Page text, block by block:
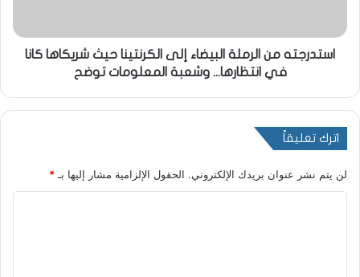
استدرجته من الرملة البيضاء إلى الكرنتينا حيث شريكاها كانا
في انتظارها... وشعبة المعلومات توضح
اترك تعليقاً
لن يتم نشر عنوان بريدك الإلكتروني. الحقول الإلزامية مشار إليها بـ*